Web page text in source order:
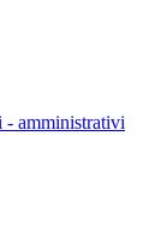
- amministrativi